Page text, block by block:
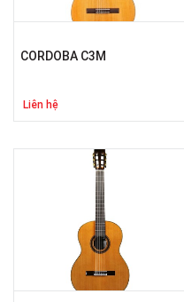
CORDOBA C3M
Liên hệ